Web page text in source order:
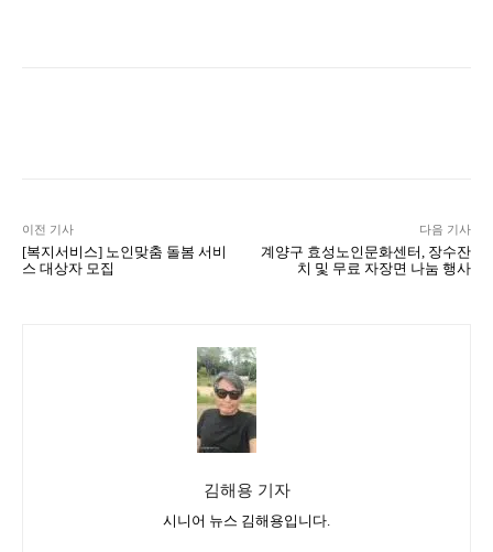
이전 기사
[복지서비스] 노인맞춤 돌봄 서비
스 대상자 모집
다음 기사
계양구 효성노인문화센터, 장수잔
치 및 무료 자장면 나눔 행사
김해용 기자
시니어 뉴스 김해용입니다.